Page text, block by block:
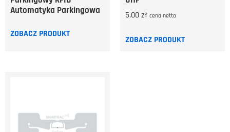
Automatyka Parkingowa
ZOBACZ PRODUKT
5.00zł cena netto
ZOBACZ PRODUKT